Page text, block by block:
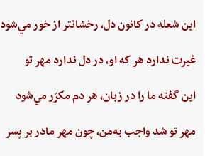
اين ‌شعله ‌در كانون ‌دل، ‌رخشانتر از خور مي‌شود
غيرت‌ ندارد هر كه او، در دل‌ ندارد مهر تو
اين‌ گفته‌ ما را در زبان، هر دم‌ مكرّر مي‌شود
مهر تو شد واجب‌ به‌من،‌ چون‌ مهر مادر بر پسر